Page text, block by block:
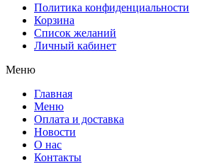
Политика конфиденциальности
Корзина
Список желаний
Личный кабинет
Меню
Главная
Меню
Оплата и доставка
Новости
О нас
Контакты